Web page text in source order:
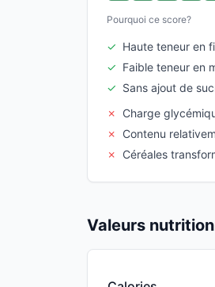
Pourquoi ce score?
✓ Haute teneur en
✓ Faible teneur en
✓ Sans ajout de
✗
Charge
✗
Contenu
✗
Céréales
Valeurs